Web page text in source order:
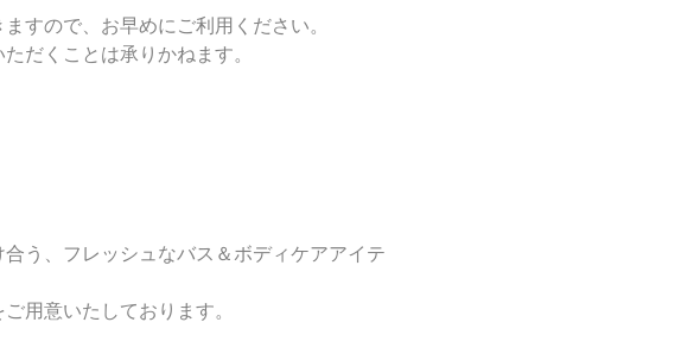
すので、お早めにご利用ください。
だくことは承りかねます。
う、フレッシュなバス＆ボディケアアイテ
用意いたしております。